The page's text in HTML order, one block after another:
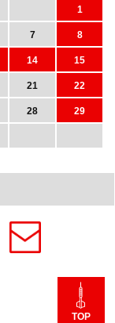
1
7
8
14
15
21
22
28
29
TOP